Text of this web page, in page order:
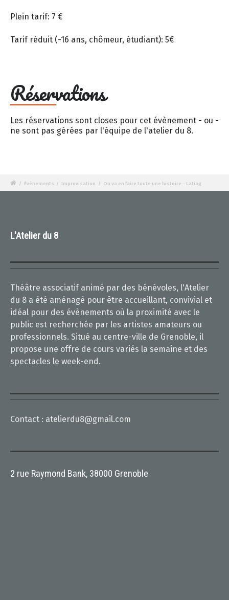
Plein tarif: 7 €
Tarif réduit (-16 ans, chômeur, étudiant): 5€
Réservations
Les réservations sont closes pour cet évènement - ou -
ne sont pas gérées par l'équipe de l'atelier du 8.
/ Évènements / Improvisation / On va en faire toute une histoire – Latiag
L'Atelier du 8
Théâtre associatif animé par des bénévoles, l'Atelier
du 8 a été aménagé pour être accueillant, convivial et
idéal pour des évènements où la proximité avec le
public est recherchée par les artistes amateurs ou
professionnels. Situé au centre-ville de Grenoble, il
propose une offre de cours variés la semaine et des
spectacles le week-end.
Contact : atelierdu8@gmail.com
2 rue Raymond Bank, 38000 Grenoble